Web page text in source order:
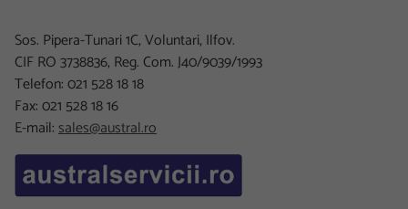
Sos. Pipera-Tunari 1C, Voluntari, Ilfov.
CIF RO 3738836, Reg. Com. J40/9039/1993
Telefon: 021 528 18 18
Fax: 021 528 18 16
E-mail:sales@austral.ro